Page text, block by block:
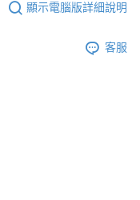
顯示電腦版詳細說明
客服